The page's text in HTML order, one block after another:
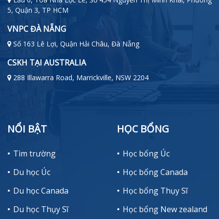
5, Quận 3, TP HCM
VNPC ĐÀ NẴNG
Số 163 Lê Lợi, Quận Hải Châu, Đà Nẵng
CSKH TẠI AUSTRALIA
288 Illawarra Road, Marrickville, NSW 2204
NỔI BẬT
Tìm trường
Du học Úc
Du học Canada
Du học Thụy Sĩ
HỌC BỔNG
Học bổng Úc
Học bổng Canada
Học bổng Thụy Sĩ
Học bổng New zealand